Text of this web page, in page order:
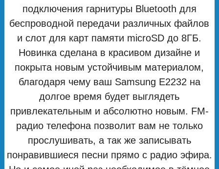
подключения гарнитуры Bluetooth для
беспроводной передачи различных файлов
и слот для карт памяти microSD до 8ГБ.
Новинка сделана в красивом дизайне и
покрыта новым устойчивым материалом,
благодаря чему ваш Samsung E2232 на
долгое время будет выглядеть
привлекательным и абсолютно новым. FM-
радио телефона позволит вам не только
прослушивать, а так же записывать
понравившиеся песни прямо с радио эфира.